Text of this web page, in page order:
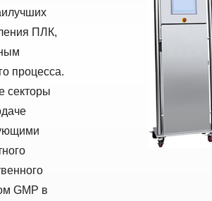
ПЛК,
процесса.
секторы
GMP в